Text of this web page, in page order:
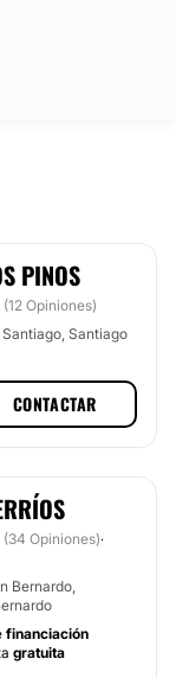
PINOS
(12 Opiniones)
Santiago
CONTACTAR
(34 Opiniones)·
Bernardo,
financiación
gratuita